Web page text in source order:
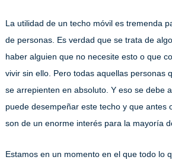
La utilidad de un techo móvil es tremenda
de personas. Es verdad que se trata de
haber alguien que no necesite esto o que
vivir sin ello. Pero todas aquellas personas
se arrepienten en absoluto. Y eso se debe
puede desempeñar este techo y que antes
son de un enorme interés para la mayoría
Estamos en un momento en el que todo lo